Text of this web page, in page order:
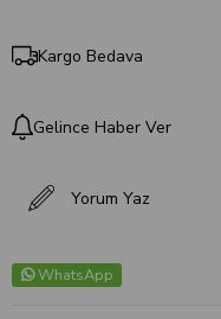
Kargo Bedava
Gelince Haber Ver
Yorum Yaz
WhatsApp